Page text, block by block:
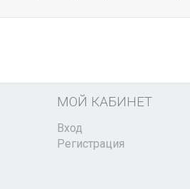
МОЙ КАБИНЕТ
Вход
Регистрация